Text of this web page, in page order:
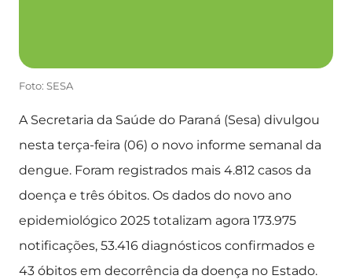
Foto: SESA
A Secretaria da Saúde do Paraná (Sesa) divulgou
nesta terça-feira (06) o novo informe semanal da
dengue. Foram registrados mais 4.812 casos da
doença e três óbitos. Os dados do novo ano
epidemiológico 2025 totalizam agora 173.975
notificações, 53.416 diagnósticos confirmados e
43 óbitos em decorrência da doença no Estado.